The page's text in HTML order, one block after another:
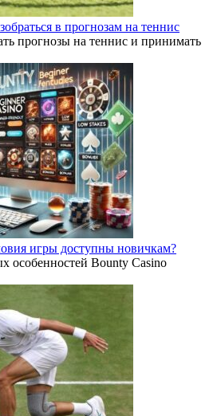
в прогнозам на теннис
прогнозы на теннис и принимать
игры доступны новичкам?
особенностей Bounty Casino